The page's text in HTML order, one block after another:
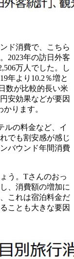
ド消費で、こちら
2023年の訪日外客
万人でした。し
年より10.2％増と
数が比較的長い米
安効果などが要因
ります。
ルの料金など、イ
でも割安感が感じ
バウンド年間消費
う。Tさんのおっ
、消費額の増加に
これは宿泊料金だ
ことも大きな要因